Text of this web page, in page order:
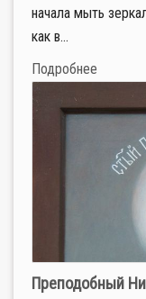
начала мыть
как в...
Подробнее
Преподобный